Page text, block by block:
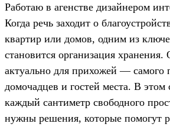
Работаю в агенстве дизайнером
Когда речь заходит о
квартир или домов, одним из
становится организация хранения.
актуально для прихожей — самого
домочадцев и гостей места. В этом
каждый сантиметр свободного
нужны решения, которые помогут